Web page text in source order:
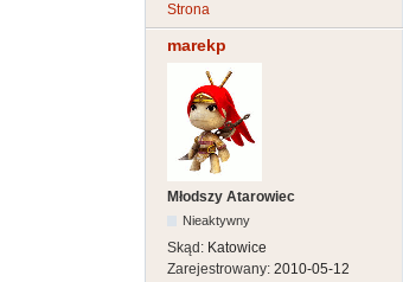
Strona
marekp
Młodszy Atarowiec
Nieaktywny
Skąd: Katowice
Zarejestrowany: 2010-05-12